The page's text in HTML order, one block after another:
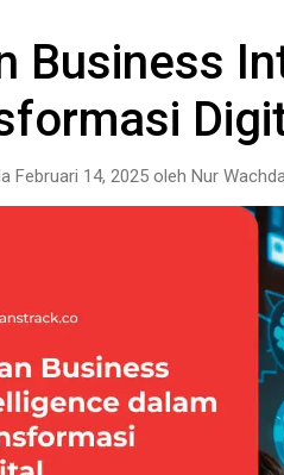
Business
Februari 14, 2025 oleh Nur